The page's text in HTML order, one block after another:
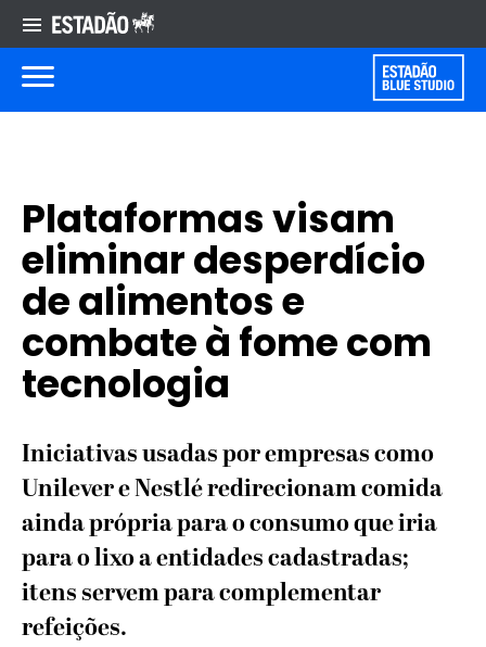
Plataformas visam
eliminar desperdício
de alimentos e
combate à fome com
tecnologia
Iniciativas usadas por empresas como
Unilever e Nestlé redirecionam comida
ainda própria para o consumo que iria
para o lixo a entidades cadastradas;
itens servem para complementar
refeições.